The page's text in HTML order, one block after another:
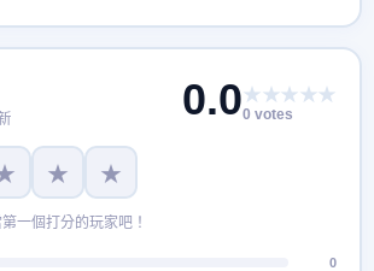
0.0★★★★★
0 votes
★ ★
一個打分的玩家吧！
0